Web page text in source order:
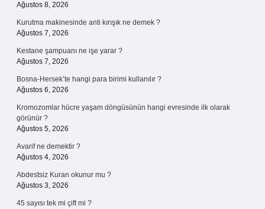
Ağustos 8, 2026
Kurutma makinesinde anti kırışık ne demek ?
Ağustos 7, 2026
Kestane şampuanı ne işe yarar ?
Ağustos 7, 2026
Bosna-Hersek’te hangi para birimi kullanılır ?
Ağustos 6, 2026
Kromozomlar hücre yaşam döngüsünün hangi evresinde ilk olarak
görünür ?
Ağustos 5, 2026
Avarif ne demektir ?
Ağustos 4, 2026
Abdestsiz Kuran okunur mu ?
Ağustos 3, 2026
45 sayısı tek mi çift mi ?